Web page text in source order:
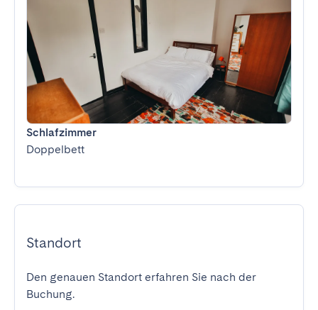
Schlafzimmer
Doppelbett
Standort
Den genauen Standort erfahren Sie nach der
Buchung.